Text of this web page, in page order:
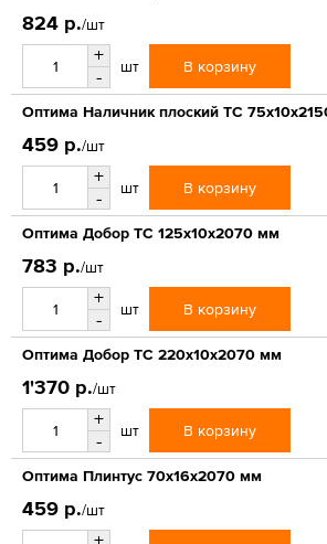
824 р./шт
+
-
шт В корзину
Оптима Наличник плоский ТС
459 р./шт
+
-
шт В корзину
Оптима Добор ТС 125х10х2070 мм
783 р./шт
+
-
шт В корзину
Оптима Добор ТС 220х10х2070 мм
1'370 р./шт
+
-
шт В корзину
Оптима Плинтус 70х16х2070 мм
459 р./шт